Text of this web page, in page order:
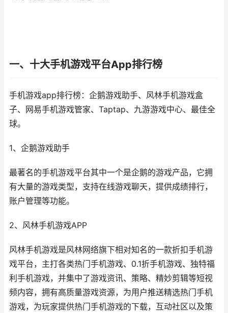
一、十大手机游戏平台App排行榜
手机游戏app排行榜：企鹅游戏助手、风林手机游戏盒
子、网易手机游戏管家、Taptap、九游游戏中心、最佳全
球。
1、企鹅游戏助手
最著名的手机游戏平台其中一个是企鹅的游戏产品，它拥
有大量的游戏类型，支持在线游戏聊天，提供成绩排行，
账户管理等功能。
2、风林手机游戏APP
风林手机游戏是风林网络旗下相对知名的一款折扣手机游
戏平台，主打各类热门手机游戏、0.1折手机游戏、独特福
利手机游戏，并集中了游戏资讯、策略、精妙剪辑等短视
频内容，拥有高质量游戏资源，为用户推送精选热门手机
游戏，为玩家提供热门手机游戏的下载，互动社区以及策